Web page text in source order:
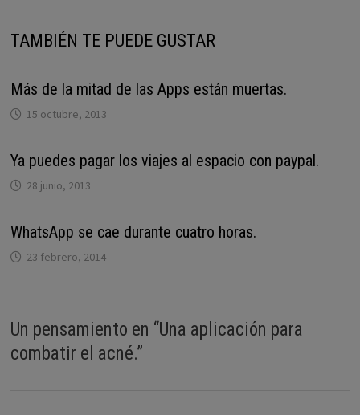
TAMBIÉN TE PUEDE GUSTAR
Más de la mitad de las Apps están muertas.
15 octubre, 2013
Ya puedes pagar los viajes al espacio con paypal.
28 junio, 2013
WhatsApp se cae durante cuatro horas.
23 febrero, 2014
Un pensamiento en “Una aplicación para
combatir el acné.”